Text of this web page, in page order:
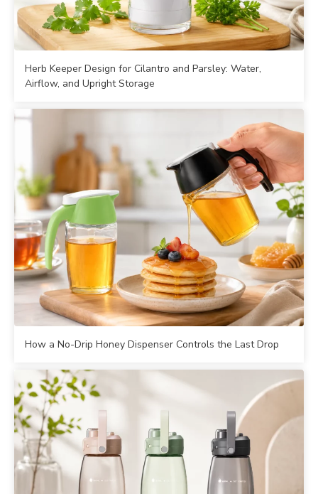
Herb Keeper Design for Cilantro and Parsley: Water,
Airflow, and Upright Storage
How a No-Drip Honey Dispenser Controls the Last Drop